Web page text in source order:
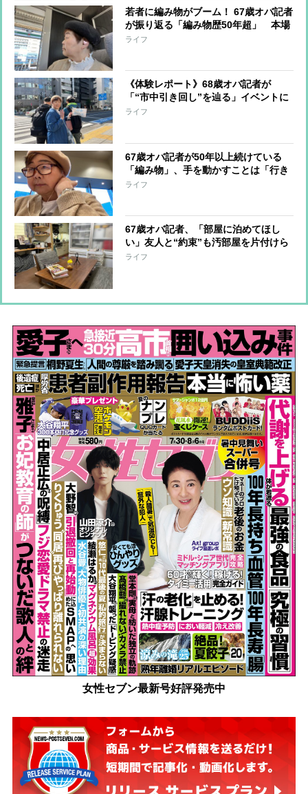
若者に編み物がブーム！ 67歳オバ記者
が振り返る「編み物歴50年超」 本場
のイタリアから糸を“輸入”、仏・パリ
ライフ
《体験レポート》68歳オバ記者が
「“市中引き回し”を辿る」イベントに
参加 「厄落としにもなりそう」「背筋
ライフ
67歳オバ記者が50年以上続けている
「編み物」、手を動かすことは「行き
場のない気持ちをおさえるセルフセラ
ライフ
67歳オバ記者、「部屋に泊めてほし
い」友人と“約束”も汚部屋を片付けら
れずピンチ ようやく重い腰を上げる
ライフ
女性セブン最新号好評発売中